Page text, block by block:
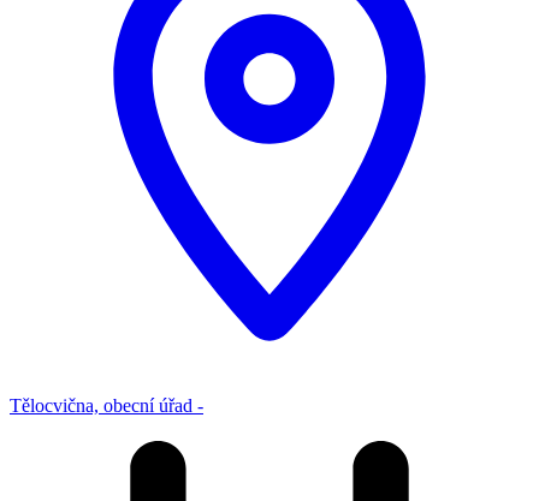
Tělocvična, obecní úřad -